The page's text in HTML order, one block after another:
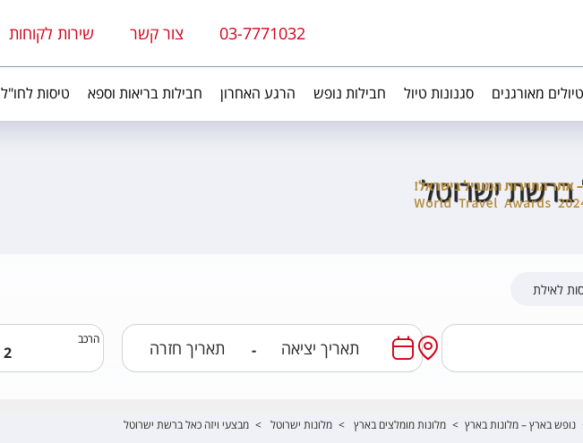
03-7771032 צור קשר שירות לקוחות
טיולים מאורגנים סגנונות טיול חבילות נופש הרגע האחרון חבילות בריאות וספא טיסות לחו"ל
ברשת ישרוטל
לאילת
-
הרכב
נופש בארץ – מלונות בארץ > מלונות מומלצים בארץ > מלונות ישרוטל > מבצעי ויזה כאל ברשת ישרוטל